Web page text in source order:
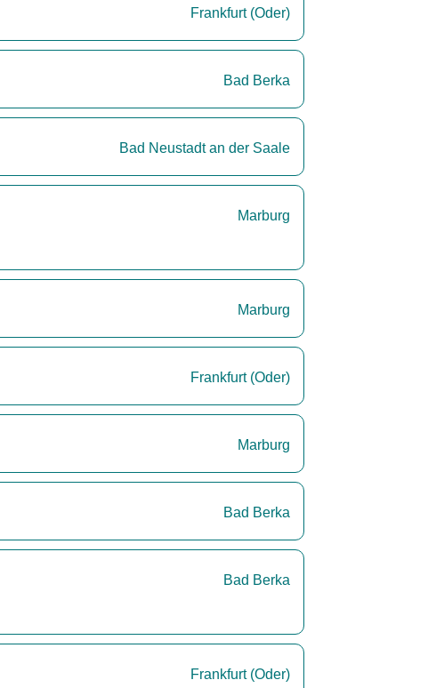
Frankfurt (Oder)
Bad Berka
Bad Neustadt an der Saale
Marburg
Marburg
Frankfurt (Oder)
Marburg
Bad Berka
Bad Berka
Frankfurt (Oder)